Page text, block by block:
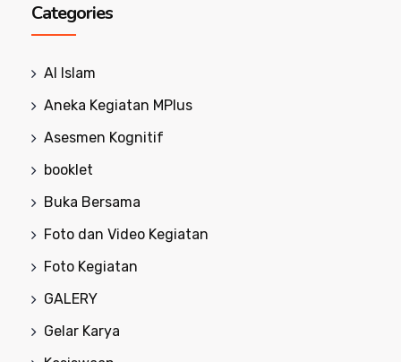
Categories
Al Islam
Aneka Kegiatan MPlus
Asesmen Kognitif
booklet
Buka Bersama
Foto dan Video Kegiatan
Foto Kegiatan
GALERY
Gelar Karya